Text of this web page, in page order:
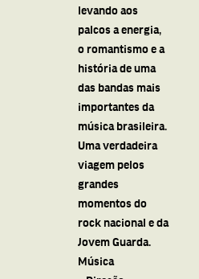
levando aos
palcos a energia,
o romantismo e a
história de uma
das bandas mais
importantes da
música brasileira.
Uma verdadeira
viagem pelos
grandes
momentos do
rock nacional e da
Jovem Guarda.
Música